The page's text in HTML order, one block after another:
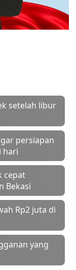
setelah libur
persiapan
hari
cepat
Bekasi
Rp2 juta di
yang